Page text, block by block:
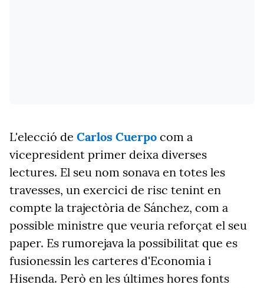
L'elecció de Carlos Cuerpo com a
vicepresident primer deixa diverses
lectures. El seu nom sonava en totes les
travesses, un exercici de risc tenint en
compte la trajectòria de Sánchez, com a
possible ministre que veuria reforçat el seu
paper. Es rumorejava la possibilitat que es
fusionessin les carteres d'Economia i
Hisenda. Però en les últimes hores fonts